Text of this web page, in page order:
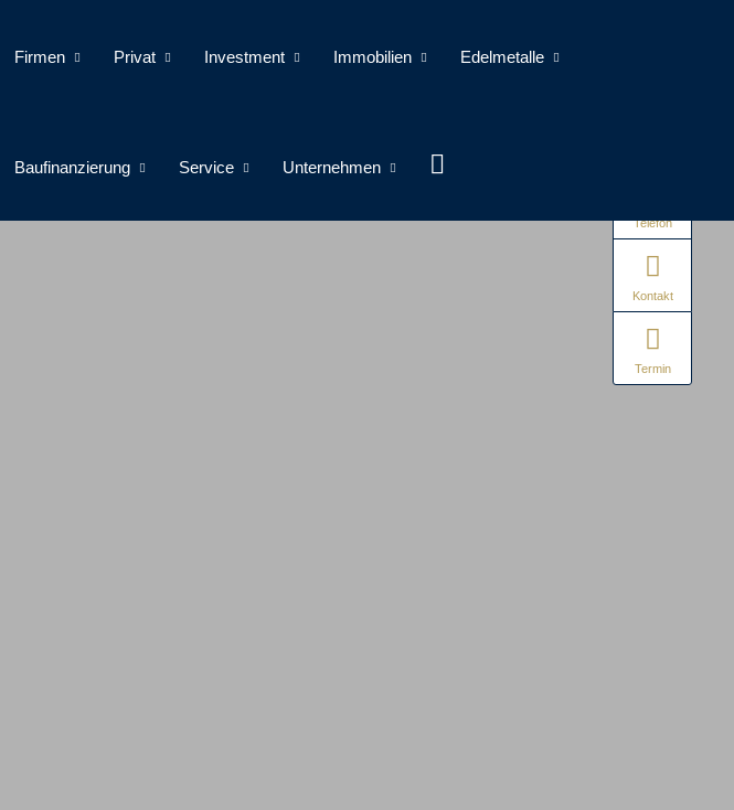
Firmen Privat Investment Immobilien Edelmetalle
Baufinanzierung Service Unternehmen
Telefon
Kontakt
Termin